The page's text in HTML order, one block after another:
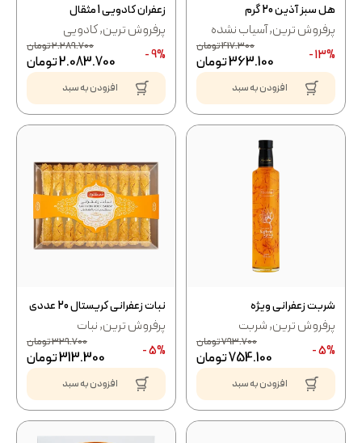
هل سبز آذین 20 گرم
پرفروش ترین,آسیاب نشده
13% -
417.300تومان
363.100تومان
افزودن به سبد
زعفران کادویی 1 مثقال
پرفروش ترین,کادویی
9% -
2.289.700تومان
2.083.700تومان
افزودن به سبد
شربت زعفرانی ویژه
پرفروش ترین,شربت
5% -
793.700تومان
754.100تومان
افزودن به سبد
نبات زعفرانی کریستال 20 عددی
پرفروش ترین,نبات
5% -
329.700تومان
313.300تومان
افزودن به سبد